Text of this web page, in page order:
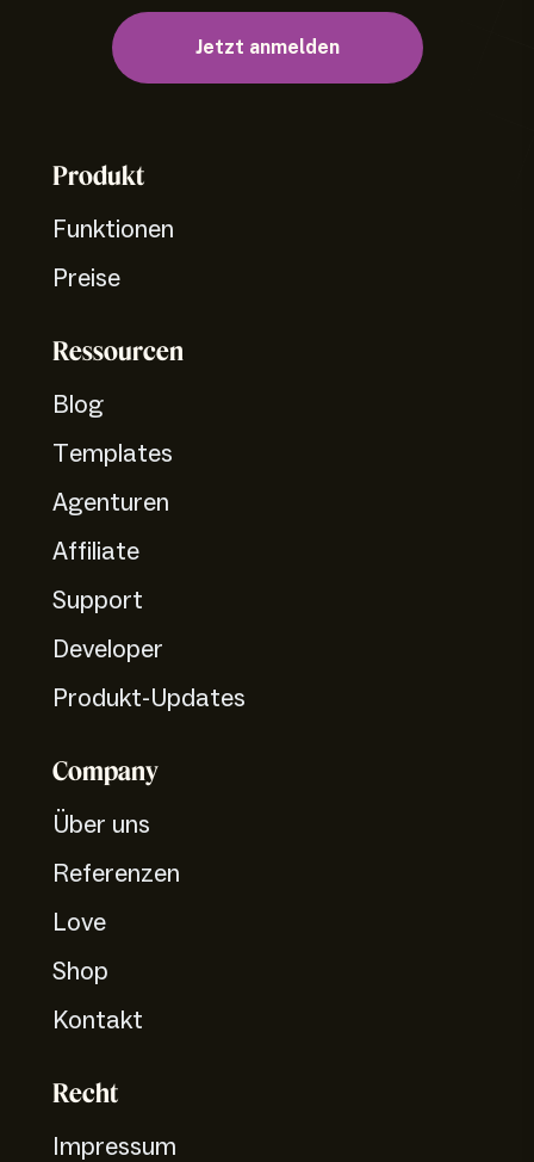
Jetzt anmelden
Produkt
Funktionen
Preise
Ressourcen
Blog
Templates
Agenturen
Affiliate
Support
Developer
Produkt-Updates
Company
Über uns
Referenzen
Love
Shop
Kontakt
Recht
Impressum